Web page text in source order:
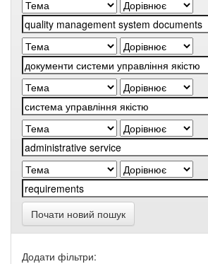
Почати новий пошук
Додати фільтри: